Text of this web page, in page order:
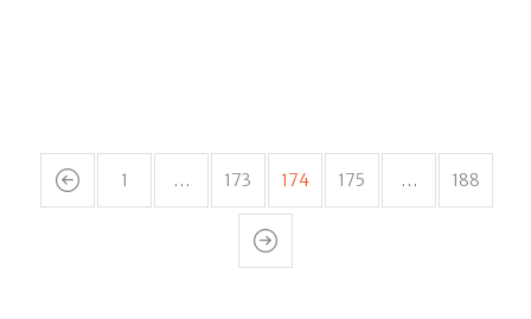
1 … 173 174 175 … 188